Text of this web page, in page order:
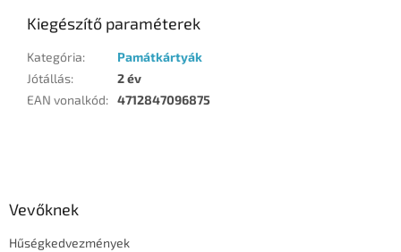
Kiegészítő paraméterek
Kategória:
Památkártyák
Jótállás:
2 év
EAN vonalkód: 4712847096875
Vevőknek
Hűségkedvezmények